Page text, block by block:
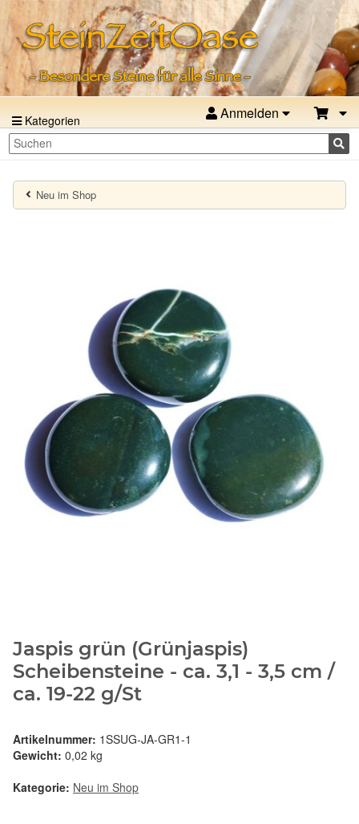
Kategorien Anmelden
Neu im Shop
Jaspis grün (Grünjaspis)
Scheibensteine - ca. 3,1 - 3,5 cm /
ca. 19-22 g/St
Artikelnummer: 1SSUG-JA-GR1-1
Gewicht: 0,02 kg
Kategorie: Neu im Shop